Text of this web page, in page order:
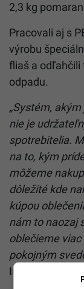
2,3 kg
Pracovali aj s
výrobu
fliaš a odľahčili
odpadu.
„Systém,
nie je
spotrebitelia.
na to, kým
môžeme
dôležité kde
kúpou
nám to naozaj
oblečieme
pokojným
Inštitútu pre